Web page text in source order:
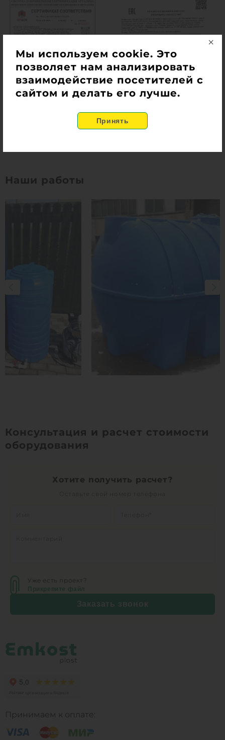
Наши работы
Консультация и расчет стоимости
оборудования
Хотите получить расчет?
Уже есть проект?
Прикрепите файл
Заказать звонок
Принимаем к оплате:
Мы используем cookie. Это
позволяет нам анализировать
взаимодействие посетителей с
сайтом и делать его лучше.